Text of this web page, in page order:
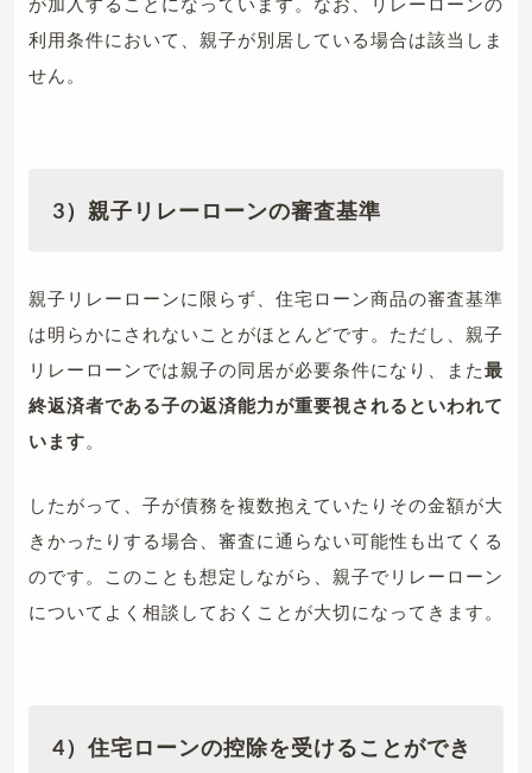
利用条件において、親子が別居している場合は該当しま
せん。
3）親子リレーローンの審査基準
親子リレーローンに限らず、住宅ローン商品の審査基準
は明らかにされないことがほとんどです。ただし、親子
リレーローンでは親子の同居が必要条件になり、また最
終返済者である子の返済能力が重要視されるといわれて
います。
したがって、子が債務を複数抱えていたりその金額が大
きかったりする場合、審査に通らない可能性も出てくる
のです。このことも想定しながら、親子でリレーローン
についてよく相談しておくことが大切になってきます。
4）住宅ローンの控除を受けることができ